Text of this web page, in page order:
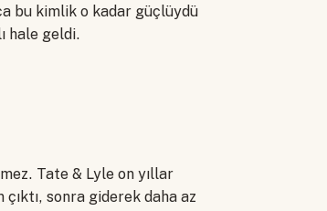
bu kimlik o kadar güçlüydü
hale geldi.
Tate & Lyle on yıllar
sonra giderek daha az